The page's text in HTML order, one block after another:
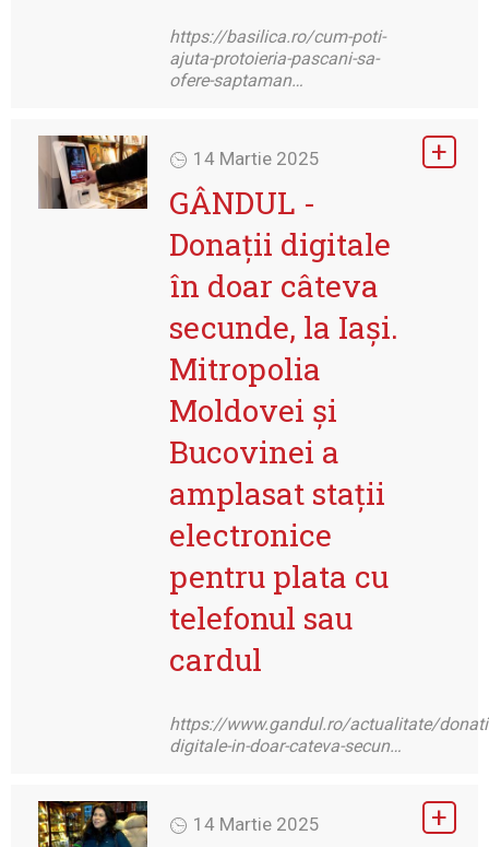
https://basilica.ro/cum-poti-
ajuta-protoieria-pascani-sa-
ofere-saptaman…
14 Martie 2025
GÂNDUL -
Donații digitale
în doar câteva
secunde, la Iași.
Mitropolia
Moldovei și
Bucovinei a
amplasat stații
electronice
pentru plata cu
telefonul sau
cardul
https://www.gandul.ro/actualitate/
digitale-in-doar-cateva-secun…
14 Martie 2025